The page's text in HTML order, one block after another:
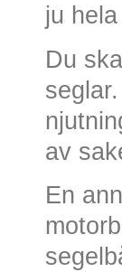
ju
Du
av
En